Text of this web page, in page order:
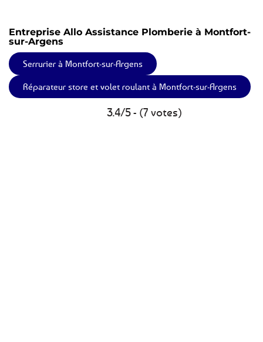
Entreprise Allo Assistance Plomberie à Montfort-
sur-Argens
Serrurier à Montfort-sur-Argens
Réparateur store et volet roulant à Montfort-sur-Argens
3.4/5 - (7 votes)